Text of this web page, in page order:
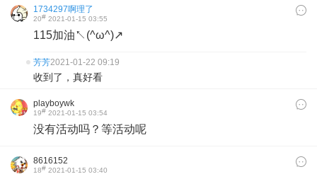
1734297啊理了
20# 2021-01-15 03:55
115加油↖(^ω^)↗
芳芳2021-01-22 09:19
收到了，真好看
playboywk
19# 2021-01-15 03:54
没有活动吗？等活动呢
8616152
18# 2021-01-15 03:40